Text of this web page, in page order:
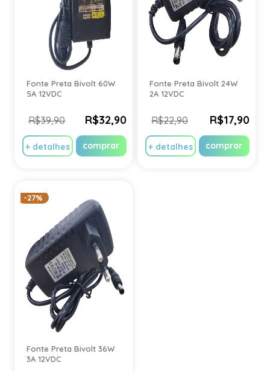
Fonte Preta Bivolt 60W
5A 12VDC
R$39,90 R$32,90
+ detalhes comprar
Fonte Preta Bivolt 24W
2A 12VDC
R$22,90 R$17,90
+ detalhes comprar
-27%
Fonte Preta Bivolt 36W
3A 12VDC